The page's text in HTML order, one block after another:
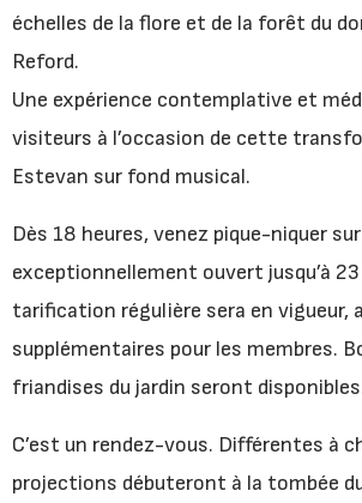
échelles de la flore et de la forêt du
Reford.
Une expérience contemplative et
visiteurs à l’occasion de cette
Estevan sur fond musical.
Dès 18 heures, venez pique-niquer
exceptionnellement ouvert jusqu’à 23
tarification régulière sera en vigueur,
supplémentaires pour les membres.
friandises du jardin seront
C’est un rendez-vous. Différentes à
projections débuteront à la tombée